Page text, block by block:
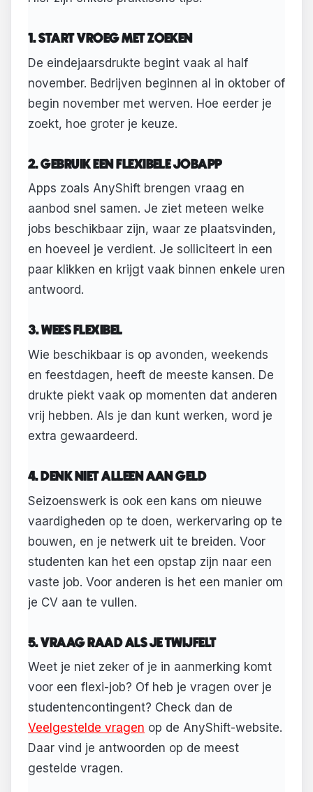
1. START VROEG MET ZOEKEN
De eindejaarsdrukte begint vaak al half
november. Bedrijven beginnen al in oktober of
begin november met werven. Hoe eerder je
zoekt, hoe groter je keuze.
2. GEBRUIK EEN FLEXIBELE JOBAPP
Apps zoals AnyShift brengen vraag en
aanbod snel samen. Je ziet meteen welke
jobs beschikbaar zijn, waar ze plaatsvinden,
en hoeveel je verdient. Je solliciteert in een
paar klikken en krijgt vaak binnen enkele uren
antwoord.
3. WEES FLEXIBEL
Wie beschikbaar is op avonden, weekends
en feestdagen, heeft de meeste kansen. De
drukte piekt vaak op momenten dat anderen
vrij hebben. Als je dan kunt werken, word je
extra gewaardeerd.
4. DENK NIET ALLEEN AAN GELD
Seizoenswerk is ook een kans om nieuwe
vaardigheden op te doen, werkervaring op te
bouwen, en je netwerk uit te breiden. Voor
studenten kan het een opstap zijn naar een
vaste job. Voor anderen is het een manier om
je CV aan te vullen.
5. VRAAG RAAD ALS JE TWIJFELT
Weet je niet zeker of je in aanmerking komt
voor een flexi-job? Of heb je vragen over je
studentencontingent? Check dan de
Veelgestelde vragen op de AnyShift-website.
Daar vind je antwoorden op de meest
gestelde vragen.